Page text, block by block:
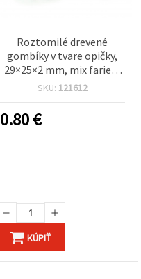
Roztomilé drevené
gombíky v tvare opičky,
29×25×2 mm, mix farieb,
dierka 2 mm – 10 ks na
SKU: 121612
0.80€
KÚPIŤ